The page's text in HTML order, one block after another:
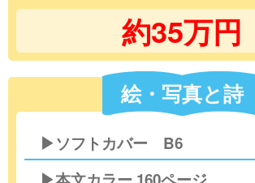
約35万円
絵・写真と詩
▶ソフトカバー B6